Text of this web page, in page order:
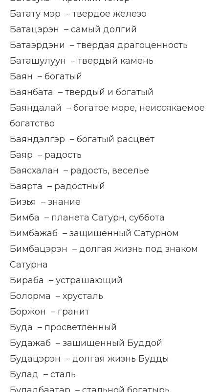
Батату мэр – твердое железо
Батацэрэн – самый долгий
Батаэрдэни – твердая драгоценность
Баташулуун – твердый камень
Баян – богатый
Баянбата – твердый и богатый
Баяндалай – богатое море, неиссякаемое
богатство
Баяндэлгэр – богатый расцвет
Баяр – радость
Баясхалан – радость, веселье
Баярта – радостный
Бизья – знание
Бимба – планета Сатурн, суббота
Бимбажаб – защищенный Сатурном
Бимбацэрэн – долгая жизнь под знаком
Сатурна
Бираба – устрашающий
Болорма – хрусталь
Боржон – гранит
Буда – просветленный
Будажаб – защищенный Буддой
Будацэрэн – долгая жизнь Будды
Булад – сталь